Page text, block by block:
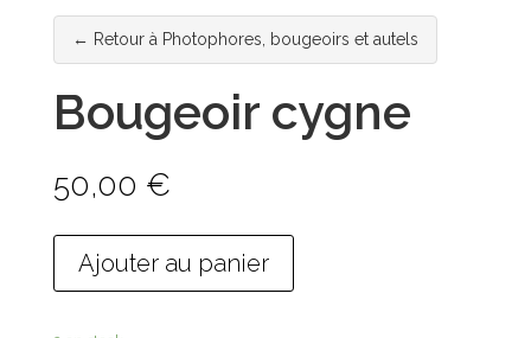
← Retour à Photophores, bougeoirs et autels
Bougeoir cygne
50,00 €
Ajouter au panier